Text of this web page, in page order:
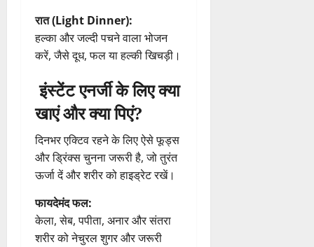
रात (Light Dinner):
हल्का और जल्दी पचने वाला भोजन
करें, जैसे दूध, फल या हल्की खिचड़ी।
इंस्टेंट एनर्जी के लिए क्या
खाएं और क्या पिएं?
दिनभर एक्टिव रहने के लिए ऐसे फूड्स
और ड्रिंक्स चुनना जरूरी है, जो तुरंत
ऊर्जा दें और शरीर को हाइड्रेट रखें।
फायदेमंद फल:
केला, सेब, पपीता, अनार और संतरा
शरीर को नेचुरल शुगर और जरूरी